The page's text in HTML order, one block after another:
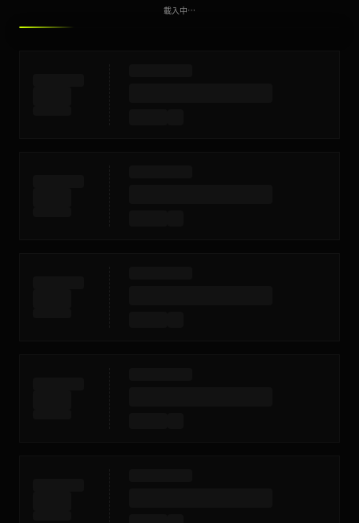
載入中⋯